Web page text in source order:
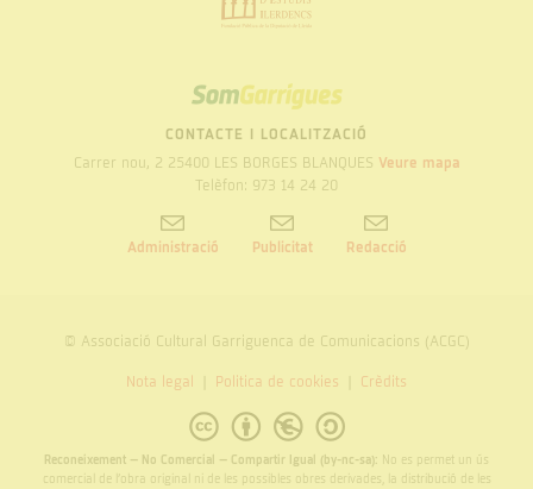
SOM
GARRIGUES
CONTACTE I LOCALITZACIÓ
Carrer nou, 2 25400 LES BORGES BLANQUES Veure mapa
Telèfon: 973 14 24 20
Administració Publicitat Redacció
© Associació Cultural Garriguenca de Comunicacions (ACGC)
Nota legal Politica de cookies Crèdits
Reconeixement – No Comercial – Compartir Igual (by-nc-sa): No es permet un ús
comercial de l’obra original ni de les possibles obres derivades, la distribució de les